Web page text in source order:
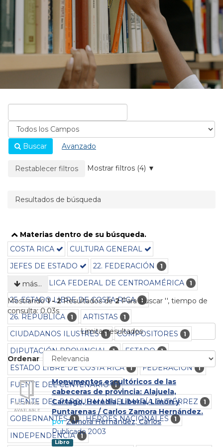
Buscar
Avanzado
La página se recargará cuando se elimine un filtro.
Restablecer filtros Mostrar filtros (4)
Resultados de búsqueda
Materias dentro de su búsqueda.
COSTA RICA
CULTURA GENERAL
JEFES DE ESTADO
22. FEDERACIÓN 1
24. REPÚBLICA FEDERAL DE CENTROAMÉRICA 1
25. ESTADO LIBRE DE COSTA RICA 1
26. REPÚBLICA 1 ARTISTAS 1
CIUDADANOS ILUSTRES 1 COMPOSITORES 1
DIPUTACIÓN PROVINCIAL 1 ESTADO 1
ESTADO LIBRE DE COSTA RICA 1 FEDERACIÓN 1
FUENTE DEL CENTENARIO 1
FUENTE DEL PARQUE MANUEL MARÍA GUTIÉRREZ 1
GOBERNANTES 1 HÉROES NACIONALES 1
INDEPENDENCIA 1
más…
Mostrando1 - 2Resultados de2Para Buscar '', tiempo de
consulta: 0.03s
Limitar resultados
Ordenar
Monumentos escultóricos de las
cabeceras de provincia: Alajuela,
Cartago, Heredia, Liberia, Limón y
Puntarenas / Carlos Zamora Hernández.
porZamora Hernández, Carlos
Publicado 2003
Libro